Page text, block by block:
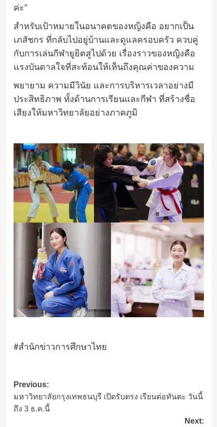
ค่ะ”
สำหรับเป้าหมายในอนาคตของหญิงคือ อยากเป็น
เภสัชกร ที่กลับไปอยู่บ้านและดูแลครอบครัว ควบคู่
กับการเล่นกีฬายูยิตสูไปด้วย เรื่องราวของหญิงคือ
แรงบันดาลใจที่สะท้อนให้เห็นถึงคุณค่าของความ
พยายาม ความมีวินัย และการบริหารเวลาอย่างมี
ประสิทธิภาพ ทั้งด้านการเรียนและกีฬา ที่สร้างชื่อ
เสียงให้มหาวิทยาลัยอย่างภาคภูมิ
#สำนักข่าวการศึกษาไทย
Post
navigation
Previous:
มหาวิทยาลัยกรุงเทพธนบุรี เปิดรับตรง เรียนต่อทันตะ วันนี้
ถึง 3 ธ.ค.นี้
Next: